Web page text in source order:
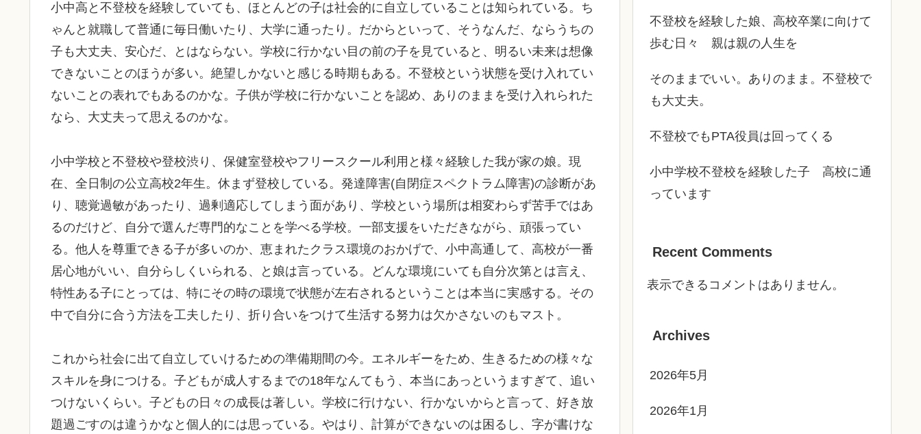
小中高と不登校を経験していても、ほとんどの子は社会的に自立していることは知られている。ち
ゃんと就職して普通に毎日働いたり、大学に通ったり。だからといって、そうなんだ、ならうちの
子も大丈夫、安心だ、とはならない。学校に行かない目の前の子を見ていると、明るい未来は想像
できないことのほうが多い。絶望しかないと感じる時期もある。不登校という状態を受け入れてい
ないことの表れでもあるのかな。子供が学校に行かないことを認め、ありのままを受け入れられた
なら、大丈夫って思えるのかな。
小中学校と不登校や登校渋り、保健室登校やフリースクール利用と様々経験した我が家の娘。現
在、全日制の公立高校2年生。休まず登校している。発達障害(自閉症スペクトラム障害)の診断があ
り、聴覚過敏があったり、過剰適応してしまう面があり、学校という場所は相変わらず苦手ではあ
るのだけど、自分で選んだ専門的なことを学べる学校。一部支援をいただきながら、頑張ってい
る。他人を尊重できる子が多いのか、恵まれたクラス環境のおかげで、小中高通して、高校が一番
居心地がいい、自分らしくいられる、と娘は言っている。どんな環境にいても自分次第とは言え、
特性ある子にとっては、特にその時の環境で状態が左右されるということは本当に実感する。その
中で自分に合う方法を工夫したり、折り合いをつけて生活する努力は欠かさないのもマスト。
これから社会に出て自立していけるための準備期間の今。エネルギーをため、生きるための様々な
スキルを身につける。子どもが成人するまでの18年なんてもう、本当にあっというますぎて、追い
つけないくらい。子どもの日々の成長は著しい。学校に行けない、行かないからと言って、好き放
題過ごすのは違うかなと個人的には思っている。やはり、計算ができないのは困るし、字が書けな
不登校を経験した娘、高校卒業に向けて
歩む日々 親は親の人生を
そのままでいい。ありのまま。不登校で
も大丈夫。
不登校でもPTA役員は回ってくる
小中学校不登校を経験した子 高校に通
っています
Recent Comments
表示できるコメントはありません。
Archives
2026年5月
2026年1月